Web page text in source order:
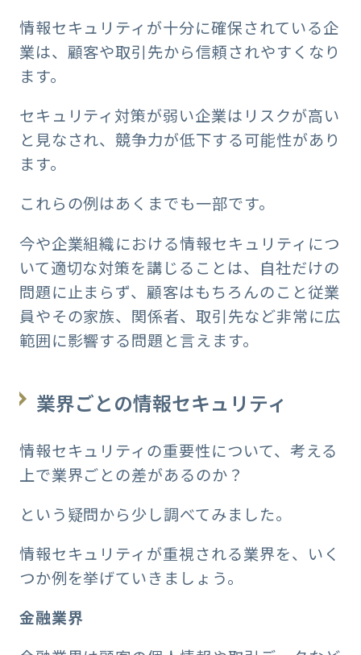
情報セキュリティが十分に確保されている企
業は、顧客や取引先から信頼されやすくなり
ます。
セキュリティ対策が弱い企業はリスクが高い
と見なされ、競争力が低下する可能性があり
ます。
これらの例はあくまでも一部です。
今や企業組織における情報セキュリティにつ
いて適切な対策を講じることは、自社だけの
問題に止まらず、顧客はもちろんのこと従業
員やその家族、関係者、取引先など非常に広
範囲に影響する問題と言えます。
業界ごとの情報セキュリティ
情報セキュリティの重要性について、考える
上で業界ごとの差があるのか？
という疑問から少し調べてみました。
情報セキュリティが重視される業界を、いく
つか例を挙げていきましょう。
金融業界